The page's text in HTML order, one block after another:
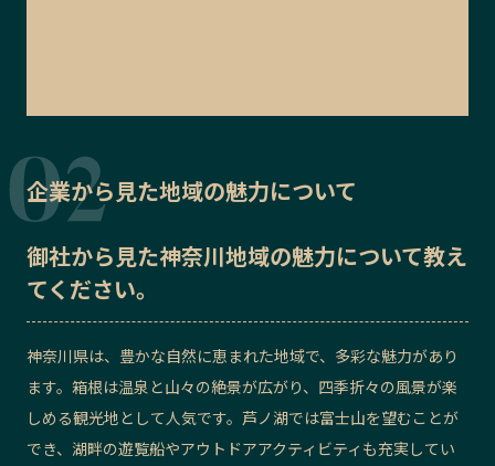
企業から見た地域の魅力について
御社から見た神奈川地域の魅力について教え
てください。
神奈川県は、豊かな自然に恵まれた地域で、多彩な魅力があり
ます。箱根は温泉と山々の絶景が広がり、四季折々の風景が楽
しめる観光地として人気です。芦ノ湖では富士山を望むことが
でき、湖畔の遊覧船やアウトドアアクティビティも充実してい